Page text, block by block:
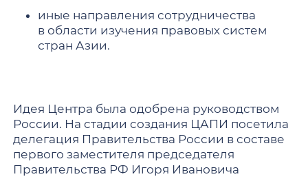
иные направления сотрудничества
в области изучения правовых систем
стран Азии.
Идея Центра была одобрена руководством
России. На стадии создания ЦАПИ посетила
делегация Правительства России в составе
первого заместителя председателя
Правительства РФ Игоря Ивановича